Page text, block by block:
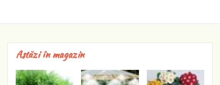
Astăzi în magazin